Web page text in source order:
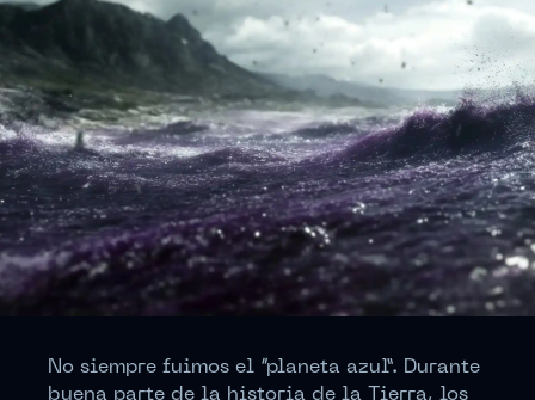
No siempre fuimos el “planeta azul”. Durante
buena parte de la historia de la Tierra, los